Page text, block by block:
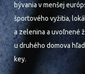
bývania v menšej
športového vyžitia,
a zelenina a uvoľnené
u druhého domova
key.